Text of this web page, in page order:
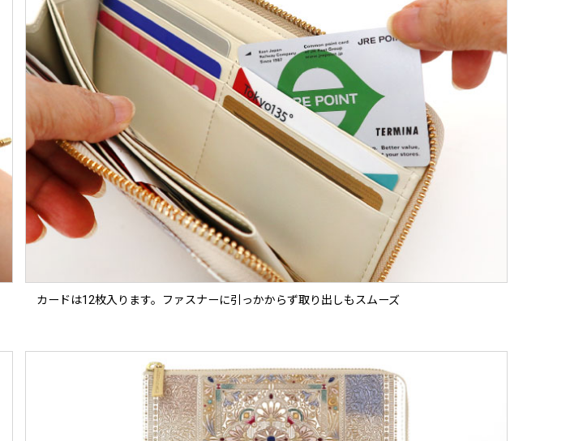
カードは12枚入ります。ファスナーに引っかからず取り出しもスムーズ